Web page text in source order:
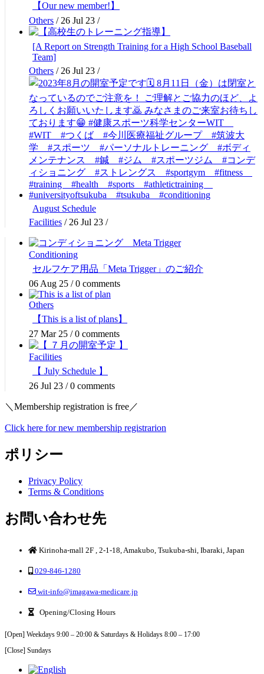
【Our new member!】
Others /26 Jul 23 /
[A Report on Strength Training for a High School Baseball
Team]
Others /26 Jul 23 /
August Schedule
Facilities /26 Jul 23 /
Conditioning
セルフケア用品「Meta Trigger」のご紹介
06 Aug 25 /0 comments
Others
【This is a list of plans】
27 Mar 25 /0 comments
Facilities
【 July Schedule 】
26 Jul 23 /0 comments
＼Membership registration is free／
Click here for new membership registrarion
ポリシー
Privacy Policy
Terms & Conditions
お問い合わせ先
Kirinoha-mall 2F , 2-1-18, Amakubo, Tsukuba-shi, Ibaraki, Japan
029-846-1280
wit-info@imagawa-medicare.jp
Opening/Closing Hours
[Open] Weekdays 9:00 – 20:00 & Saturdays & Holidays 8:00 – 17:00
[Close] Sundays